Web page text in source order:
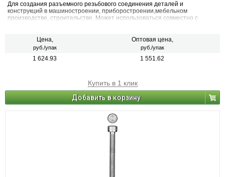
Для создания разъемного резьбового соединения деталей и
конструкций в машиностроении, приборостроении,мебельном
производстве, строительстве. Может использоваться совместно с
Цена,
руб./упак
Оптовая цена,
руб./упак
1 624.93 1 551.62
Купить в 1 клик
Добавить в корзину